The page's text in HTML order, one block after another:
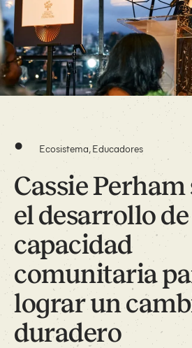
• Ecosistema, Educadores
Cassie Perham
el desarrollo
capacidad
comunitaria
lograr un
duradero